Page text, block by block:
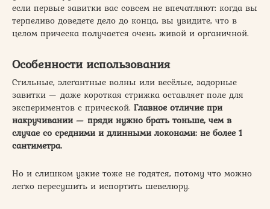
если первые завитки вас совсем не впечатляют: когда вы
терпеливо доведете дело до конца, вы увидите, что в
целом прическа получается очень живой и органичной.
Особенности использования
Стильные, элегантные волны или весёлые, задорные
завитки — даже короткая стрижка оставляет поле для
экспериментов с прической. Главное отличие при
накручивании — пряди нужно брать тоньше, чем в
случае со средними и длинными локонами: не более 1
сантиметра.
Но и слишком узкие тоже не годятся, потому что можно
легко пересушить и испортить шевелюру.